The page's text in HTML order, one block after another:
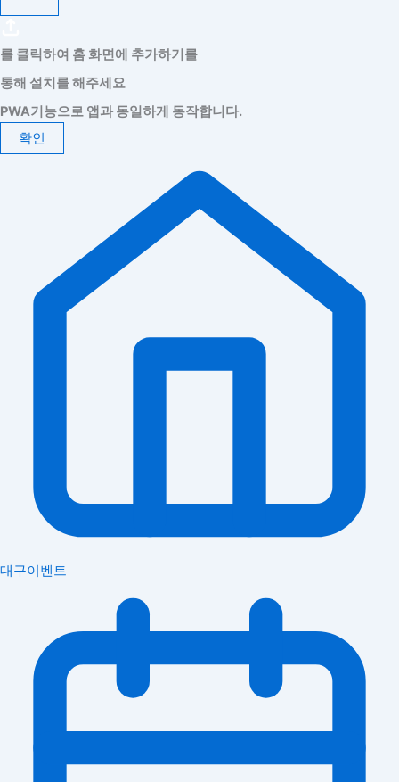
를 클릭하여 홈 화면에 추가하기를
통해 설치를 해주세요
PWA기능으로 앱과 동일하게 동작합니다.
확인
대구이벤트